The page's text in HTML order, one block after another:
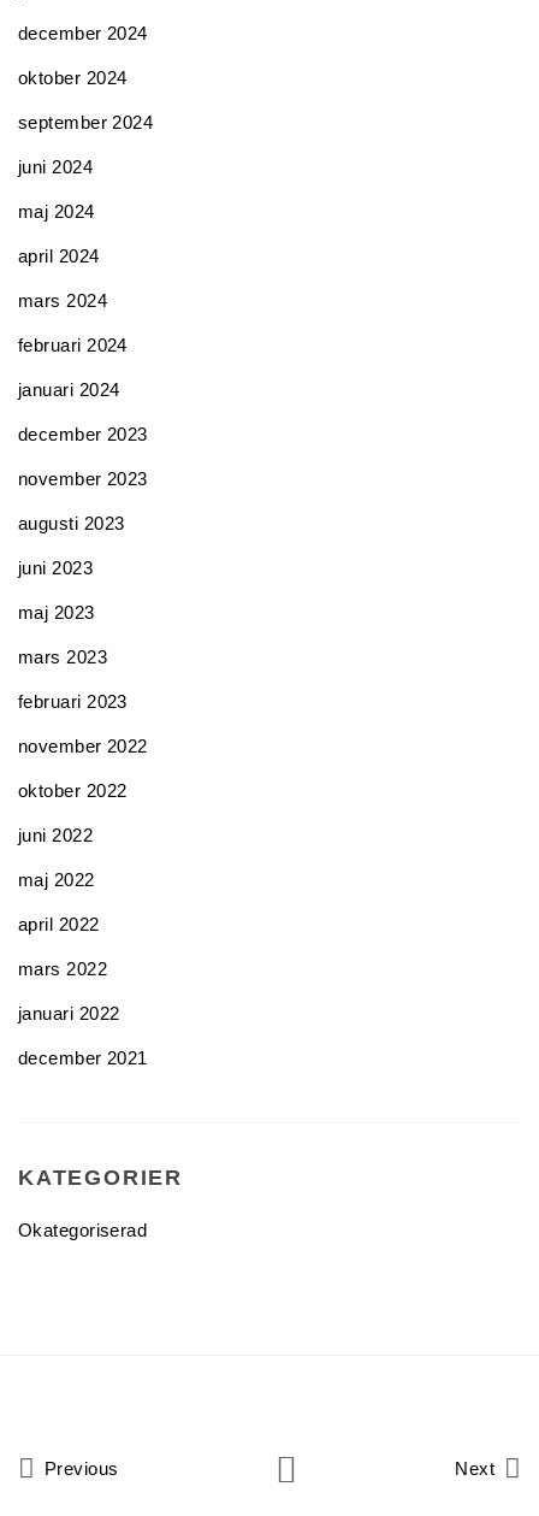
december 2024
oktober 2024
september 2024
juni 2024
maj 2024
april 2024
mars 2024
februari 2024
januari 2024
december 2023
november 2023
augusti 2023
juni 2023
maj 2023
mars 2023
februari 2023
november 2022
oktober 2022
juni 2022
maj 2022
april 2022
mars 2022
januari 2022
december 2021
KATEGORIER
Okategoriserad
Previous Next